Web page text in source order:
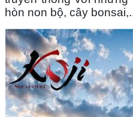
hòn non bộ, cây